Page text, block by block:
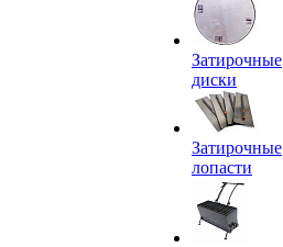
Затирочные
диски
Затирочные
лопасти